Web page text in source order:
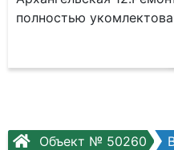
полностью
Объект № 50260